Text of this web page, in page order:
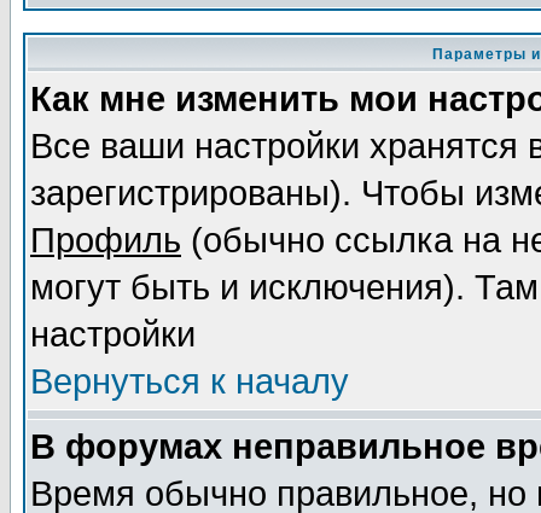
Параметры
Как мне изменить мои
Все ваши настройки
зарегистрированы). Чтобы
Профиль (обычно ссылка на
могут быть и исключения).
настройки
Вернуться к началу
В форумах неправильное
Время обычно правильное,